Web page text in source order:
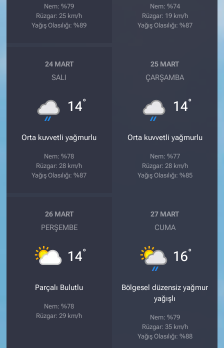
Nem: %79
Rüzgar: 25 km/h
Yağış Olasılığı: %89
Nem: %74
Rüzgar: 19 km/h
Yağış Olasılığı: %87
24 MART
SALI
14°
Orta kuvvetli yağmurlu
Nem: %78
Rüzgar: 28 km/h
Yağış Olasılığı: %87
25 MART
ÇARŞAMBA
14°
Orta kuvvetli yağmurlu
Nem: %77
Rüzgar: 28 km/h
Yağış Olasılığı: %85
26 MART
PERŞEMBE
14°
Parçalı Bulutlu
Nem: %78
Rüzgar: 29 km/h
27 MART
CUMA
16°
Bölgesel düzensiz yağmur
yağışlı
Nem: %79
Rüzgar: 35 km/h
Yağış Olasılığı: %88